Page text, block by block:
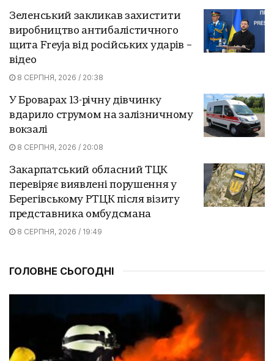
Зеленський закликав захистити
виробництво антибалістичного
щита Freyja від російських ударів –
відео
8 СЕРПНЯ, 2026 / 20:38
У Броварах 13-річну дівчинку
вдарило струмом на залізничному
вокзалі
8 СЕРПНЯ, 2026 / 20:08
Закарпатський обласний ТЦК
перевіряє виявлені порушення у
Берегівському РТЦК після візиту
представника омбудсмана
8 СЕРПНЯ, 2026 / 19:49
ГОЛОВНЕ СЬОГОДНІ